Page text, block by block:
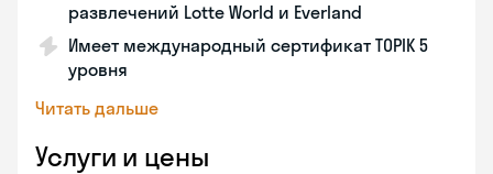
развлечений Lotte World и Everland
Имеет международный сертификат TOPIK 5
уровня
Читать дальше
Услуги и цены